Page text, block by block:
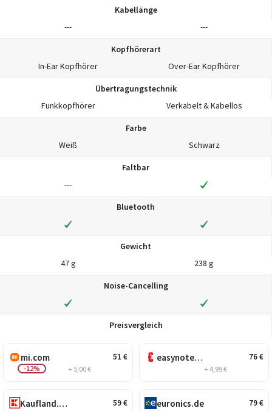
Kabellänge
---
---
Kopfhörerart
In-Ear Kopfhörer
Over-Ear Kopfhörer
Übertragungstechnik
Funkkopfhörer
Verkabelt & Kabellos
Farbe
Weiß
Schwarz
Faltbar
---
Bluetooth
Gewicht
47 g
238 g
Noise-Cancelling
Preisvergleich
51 €
mi.com
-12% + 5,00 €
59€
Kaufland.de
76€
easynotebooks.de
+ 4,99 €
79€
euronics.de